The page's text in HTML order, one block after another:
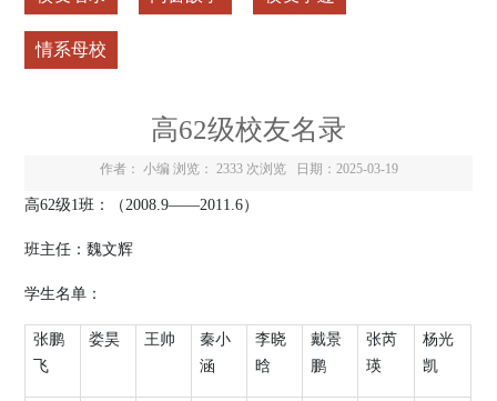
情系母校
高62级校友名录
作者： 小编 浏览： 2333 次浏览日期：2025-03-19
高62级1班：（2008.9——2011.6）
班主任：魏文辉
学生名单：
张鹏
飞
娄昊 王帅
秦小
涵
李晓
晗
戴景
鹏
张芮
瑛
杨光
凯